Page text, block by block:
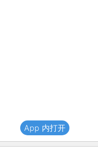
App 内打开